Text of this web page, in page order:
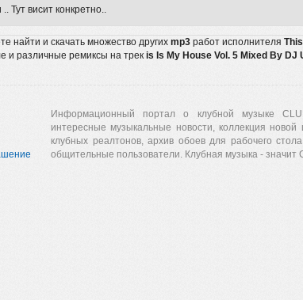
Тут висит конкретно..
найти и скачать множество других mp3 работ исполнителя
и различные ремиксы на трек is Is My House Vol. 5 Mixed By DJ
Информационный портал о клубной музыке
интересные музыкальные новости, коллекция
клубных реалтонов, архив обоев для рабочего
общительные пользователи. Клубная музыка - значит